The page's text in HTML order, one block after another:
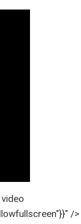
/>